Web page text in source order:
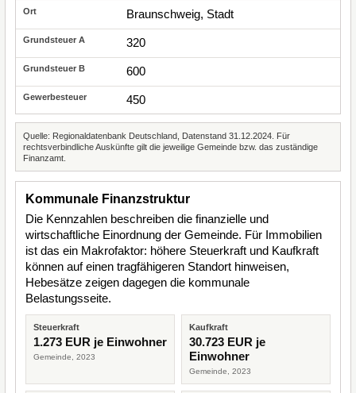
Braunschweig, Stadt
320
600
450
Quelle: Regionaldatenbank Deutschland, Datenstand 31.12.2024. Für
rechtsverbindliche Auskünfte gilt die jeweilige Gemeinde bzw. das zuständige
Finanzamt.
Kommunale Finanzstruktur
Die Kennzahlen beschreiben die finanzielle und
wirtschaftliche Einordnung der Gemeinde. Für Immobilien
ist das ein Makrofaktor: höhere Steuerkraft und Kaufkraft
können auf einen tragfähigeren Standort hinweisen,
Hebesätze zeigen dagegen die kommunale
Belastungsseite.
Steuerkraft
1.273 EUR je Einwohner
Gemeinde, 2023
Kaufkraft
30.723 EUR je
Einwohner
Gemeinde, 2023